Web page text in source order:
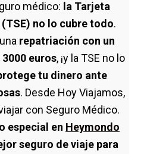
médico: la Tarjeta
no lo cubre todo.
repatriación con un
euros, ¡y la TSE no lo
tu dinero ante
. Desde Hoy Viajamos,
con Seguro Médico.
especial en Heymondo
seguro de viaje para